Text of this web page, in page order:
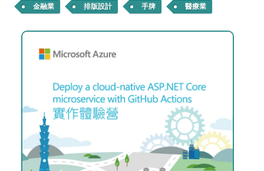
金融業 排版設計 手牌 醫療業